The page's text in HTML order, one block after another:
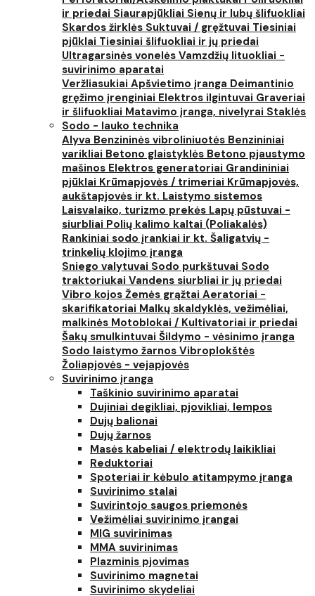
ir priedai Siaurapjūkliai Sienų ir lubų šlifuokliai
Skardos žirklės Suktuvai / gręžtuvai Tiesiniai
pjūklai Tiesiniai šlifuokliai ir jų priedai
Ultragarsinės vonelės Vamzdžių lituokliai -
suvirinimo aparatai
Veržliasukiai Apšvietimo įranga Deimantinio
gręžimo įrenginiai Elektros ilgintuvai Graveriai
ir šlifuokliai Matavimo įranga, nivelyrai Staklės
Sodo - lauko technika
Alyva Benzininės vibroliniuotės Benzininiai
varikliai Betono glaistyklės Betono pjaustymo
mašinos Elektros generatoriai Grandininiai
pjūklai Krūmapjovės / trimeriai Krūmapjovės,
aukštapjovės ir kt. Laistymo sistemos
Laisvalaiko, turizmo prekės Lapų pūstuvai -
siurbliai Polių kalimo kaltai (Poliakalės)
Rankiniai sodo įrankiai ir kt. Šaligatvių -
trinkelių klojimo įranga
Sniego valytuvai Sodo purkštuvai Sodo
traktoriukai Vandens siurbliai ir jų priedai
Vibro kojos Žemės grąžtai Aeratoriai -
skarifikatoriai Malkų skaldyklės, vežimėliai,
malkinės Motoblokai / Kultivatoriai ir priedai
Šakų smulkintuvai Šildymo - vėsinimo įranga
Sodo laistymo žarnos Vibroplokštės
Žoliapjovės - vejapjovės
Suvirinimo įranga
Taškinio suvirinimo aparatai
Dujiniai degikliai, pjovikliai, lempos
Dujų balionai
Dujų žarnos
Masės kabeliai / elektrodų laikikliai
Reduktoriai
Spoteriai ir kėbulo atitampymo įranga
Suvirinimo stalai
Suvirintojo saugos priemonės
Vežimėliai suvirinimo įrangai
MIG suvirinimas
MMA suvirinimas
Plazminis pjovimas
Suvirinimo magnetai
Suvirinimo skydeliai